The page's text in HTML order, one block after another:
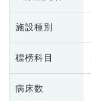
施設種別
標榜科目
病床数